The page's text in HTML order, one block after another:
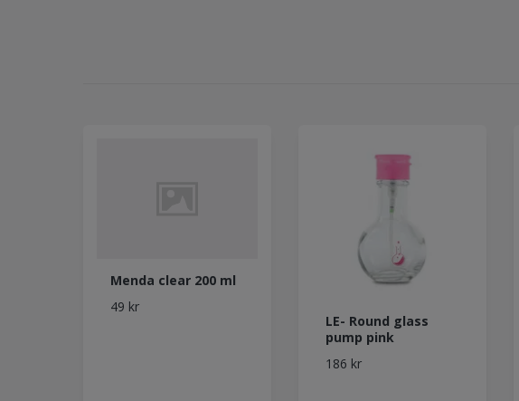
Menda clear 200 ml
49 kr
LE- Round glass
pump pink
186 kr